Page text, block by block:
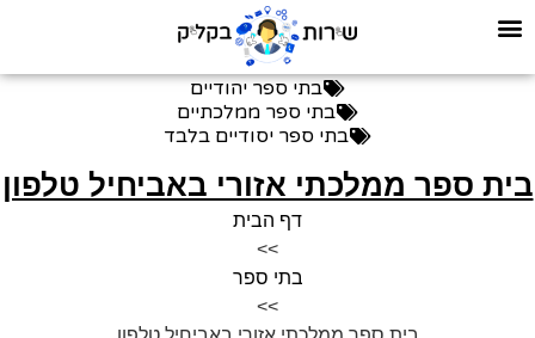
בתי ספר יהודיים
בתי ספר ממלכתיים
בתי ספר יסודיים בלבד
ספר ממלכתי אזורי באביחיל טלפון
דף הבית
>>
בתי ספר
>>